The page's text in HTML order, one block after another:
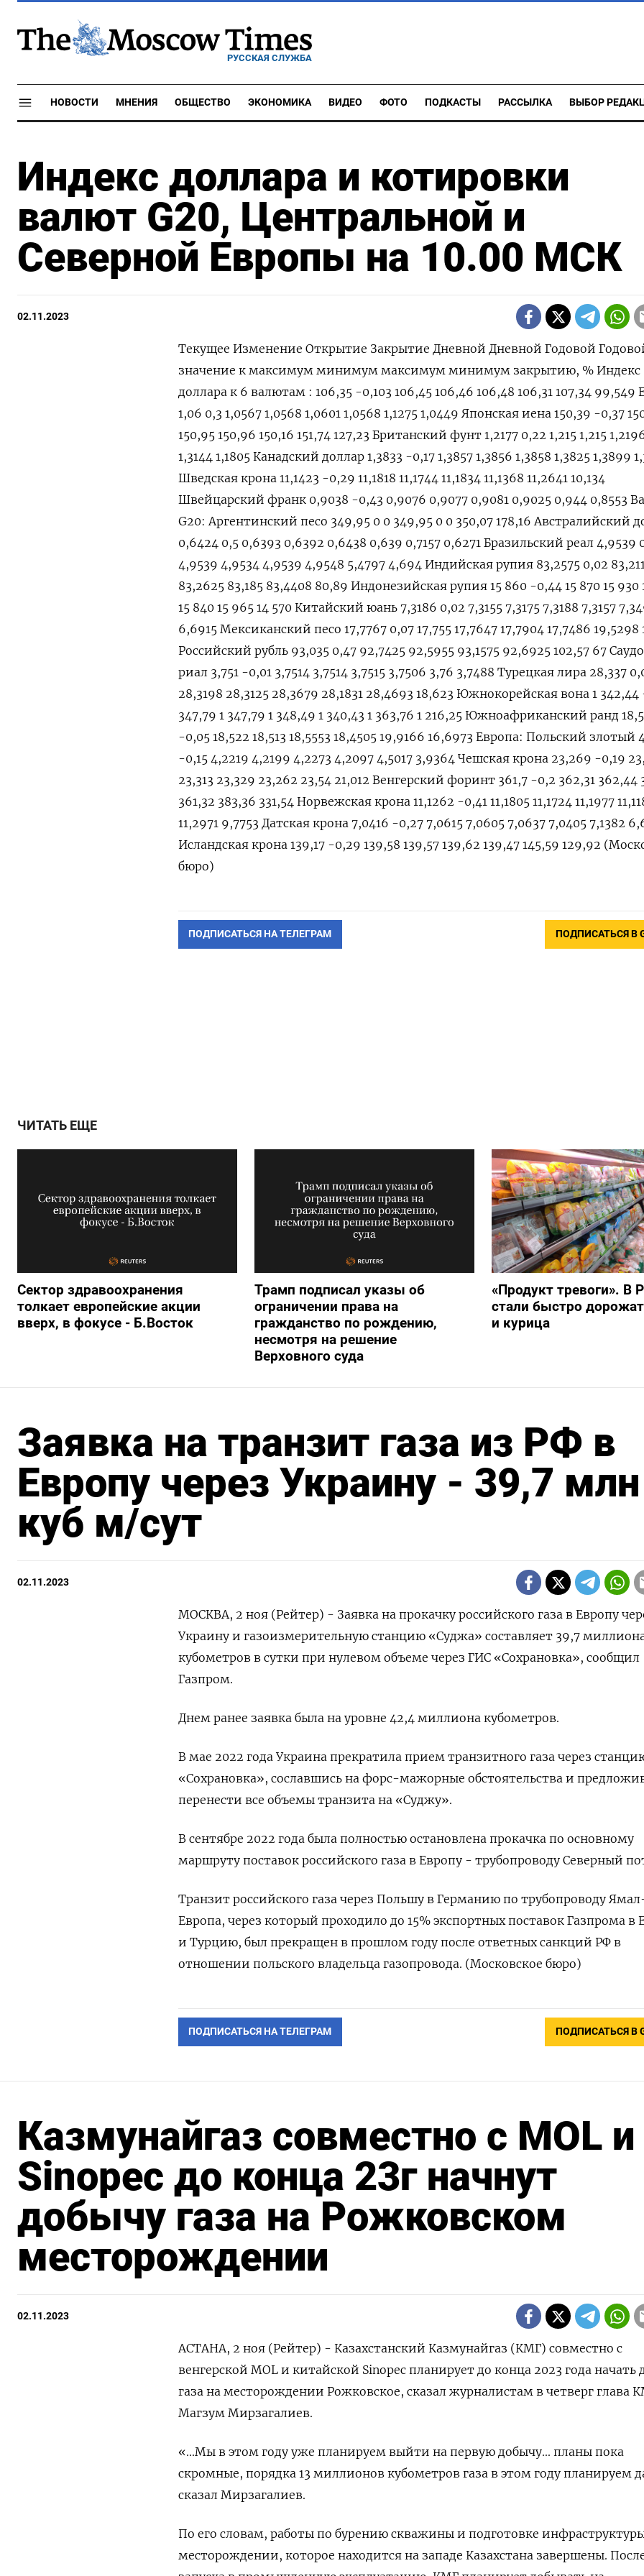
РУССКАЯ СЛУЖБА
НОВОСТИ МНЕНИЯ ОБЩЕСТВО ЭКОНОМИКА ВИДЕО ФОТО ПОДКАСТЫ РАССЫЛКА ВЫБОР
Индекс доллара и котировки
валют G20, Центральной и
Северной Европы на 10.00 МСК
02.11.2023
Текущее Изменение Открытие Закрытие Дневной Дневной Годовой
значение к максимум минимум максимум минимум закрытию, % Индекс
доллара к 6 валютам : 106,35 -0,103 106,45 106,46 106,48 106,31 107,34 99,549
1,06 0,3 1,0567 1,0568 1,0601 1,0568 1,1275 1,0449 Японская иена 150,39 -0,37
150,95 150,96 150,16 151,74 127,23 Британский фунт 1,2177 0,22 1,215 1,215
1,3144 1,1805 Канадский доллар 1,3833 -0,17 1,3857 1,3856 1,3858 1,3825 1,3899
Шведская крона 11,1423 -0,29 11,1818 11,1744 11,1834 11,1368 11,2641 10,134
Швейцарский франк 0,9038 -0,43 0,9076 0,9077 0,9081 0,9025 0,944 0,8553
G20: Аргентинский песо 349,95 0 0 349,95 0 0 350,07 178,16 Австралийский
0,6424 0,5 0,6393 0,6392 0,6438 0,639 0,7157 0,6271 Бразильский реал 4,9539
4,9539 4,9534 4,9539 4,9548 5,4797 4,694 Индийская рупия 83,2575 0,02
83,2625 83,185 83,4408 80,89 Индонезийская рупия 15 860 -0,44 15 870 15 930
15 840 15 965 14 570 Китайский юань 7,3186 0,02 7,3155 7,3175 7,3188 7,3157
6,6915 Мексиканский песо 17,7767 0,07 17,755 17,7647 17,7904 17,7486 19,5298
Российский рубль 93,035 0,47 92,7425 92,5955 93,1575 92,6925 102,57 67
риал 3,751 -0,01 3,7514 3,7514 3,7515 3,7506 3,76 3,7488 Турецкая лира 28,337
28,3198 28,3125 28,3679 28,1831 28,4693 18,623 Южнокорейская вона 1 342,44
347,79 1 347,79 1 348,49 1 340,43 1 363,76 1 216,25 Южноафриканский ранд
-0,05 18,522 18,513 18,5553 18,4505 19,9166 16,6973 Европа: Польский злотый
-0,15 4,2219 4,2199 4,2273 4,2097 4,5017 3,9364 Чешская крона 23,269 -0,19
23,313 23,329 23,262 23,54 21,012 Венгерский форинт 361,7 -0,2 362,31 362,44
361,32 383,36 331,54 Норвежская крона 11,1262 -0,41 11,1805 11,1724 11,1977
11,2971 9,7753 Датская крона 7,0416 -0,27 7,0615 7,0605 7,0637 7,0405 7,1382
Исландская крона 139,17 -0,29 139,58 139,57 139,62 139,47 145,59 129,92
бюро)
ПОДПИСАТЬСЯ НА ТЕЛЕГРАМ ПОДПИСАТЬСЯ В
ЧИТАТЬ ЕЩЕ
Сектор здравоохранения
толкает европейские акции
вверх, в фокусе - Б.Восток
Трамп подписал указы об
ограничении права на
гражданство по рождению,
несмотря на решение
Верховного суда
«Продукт тревоги». В
стали быстро
и курица
Заявка на транзит газа из РФ в
Европу через Украину - 39,7 млн
куб м/сут
02.11.2023
МОСКВА, 2 ноя (Рейтер) - Заявка на прокачку российского газа в Европу
Украину и газоизмерительную станцию «Суджа» составляет 39,7
кубометров в сутки при нулевом объеме через ГИС «Сохрановка», сообщил
Газпром.
Днем ранее заявка была на уровне 42,4 миллиона кубометров.
В мае 2022 года Украина прекратила прием транзитного газа через
«Сохрановка», сославшись на форс-мажорные обстоятельства и
перенести все объемы транзита на «Суджу».
В сентябре 2022 года была полностью остановлена прокачка по основному
маршруту поставок российского газа в Европу - трубопроводу Северный
Транзит российского газа через Польшу в Германию по трубопроводу
Европа, через который проходило до 15% экспортных поставок Газпрома в
и Турцию, был прекращен в прошлом году после ответных санкций РФ в
отношении польского владельца газопровода. (Московское бюро)
ПОДПИСАТЬСЯ НА ТЕЛЕГРАМ ПОДПИСАТЬСЯ В
Казмунайгаз совместно с MOL и
Sinopec до конца 23г начнут
добычу газа на Рожковском
месторождении
02.11.2023
АСТАНА, 2 ноя (Рейтер) - Казахстанский Казмунайгаз (КМГ) совместно с
венгерской MOL и китайской Sinopec планирует до конца 2023 года начать
газа на месторождении Рожковское, сказал журналистам в четверг глава
Магзум Мирзагалиев.
«...Мы в этом году уже планируем выйти на первую добычу... планы пока
скромные, порядка 13 миллионов кубометров газа в этом году планируем
сказал Мирзагалиев.
По его словам, работы по бурению скважины и подготовке
месторождении, которое находится на западе Казахстана завершены.